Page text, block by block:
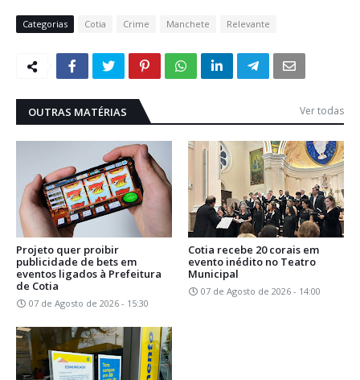
Categorias Cotia Crime Manchete Relevante
OUTRAS MATÉRIAS Ver todas
Projeto quer proibir
publicidade de bets em
eventos ligados à Prefeitura
de Cotia
07 de Agosto de 2026 - 15:30
Cotia recebe 20 corais em
evento inédito no Teatro
Municipal
07 de Agosto de 2026 - 14:00